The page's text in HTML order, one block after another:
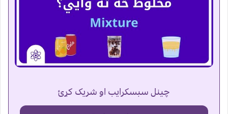
چینل سبسکرایب او شریک کړئ